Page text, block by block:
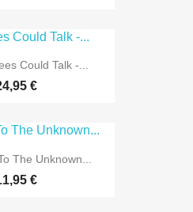
Could Talk -...
€
The Unknown...
€